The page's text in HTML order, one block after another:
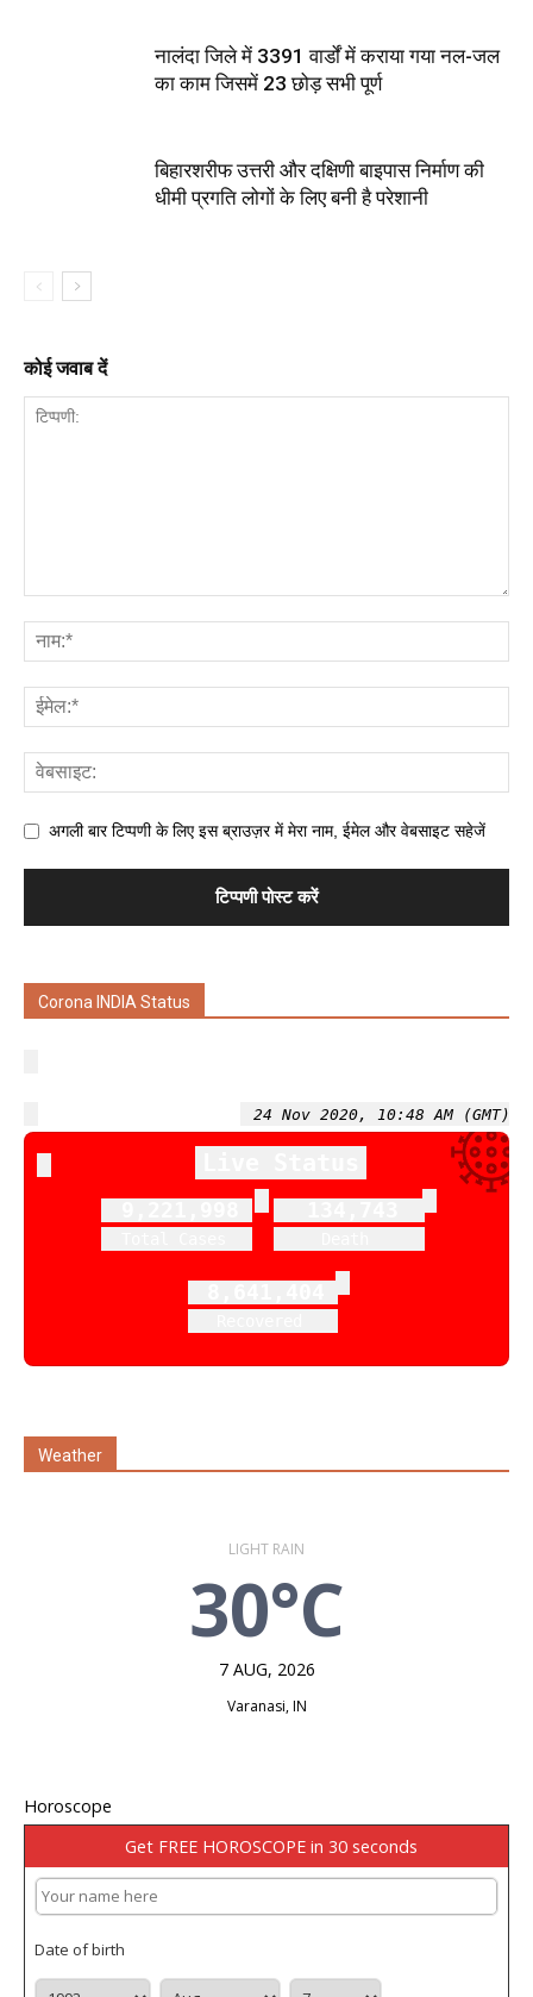
नालंदा जिले में 3391 वार्डों में कराया गया नल-जल
का काम जिसमें 23 छोड़ सभी पूर्ण
बिहारशरीफ उत्तरी और दक्षिणी बाइपास निर्माण की
धीमी प्रगति लोगों के लिए बनी है परेशानी
कोई जवाब दें
अगली बार टिप्पणी के लिए इस ब्राउज़र में मेरा नाम, ईमेल और वेबसाइट सहेजें
Corona INDIA Status
24 Nov 2020, 10:48 AM (GMT)
Weather
LIGHT RAIN
30°C
7 AUG, 2026
Varanasi, IN
Horoscope
Get FREE HOROSCOPE in 30 seconds
Date of birth